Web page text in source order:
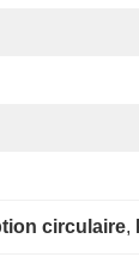
circulaire,